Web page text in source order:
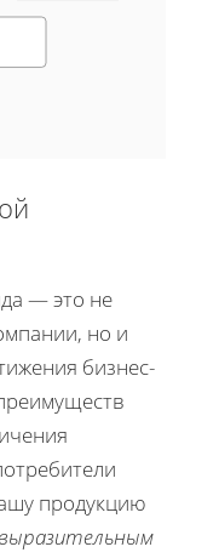
— это не
но и
бизнес-
продукцию
выразительным